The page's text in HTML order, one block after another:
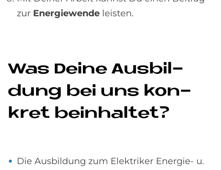
zur Energiewende leisten.
Was De­i­ne Aus­bil­
dung bei uns kon­
kret be­inhal­tet?
Die Ausbildung zum Elektriker Energie- u.